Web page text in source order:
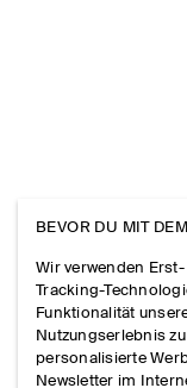
BEVOR DU MIT
Wir verwenden
Tracking-
Funktionalität
Nutzungserlebnis
personalisierte
Newsletter im